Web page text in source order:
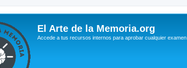
El Arte de la Memoria.org
Accede a tus recursos internos para aprobar cualquier examen